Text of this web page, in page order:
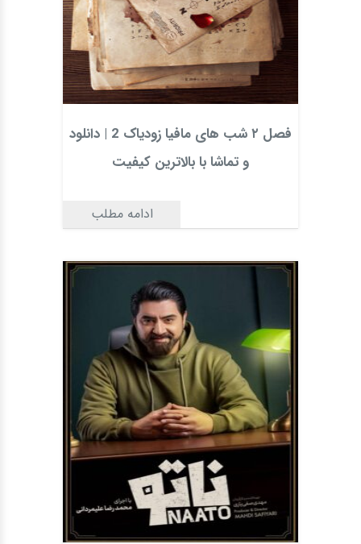
فصل ۲ شب های مافیا زودیاک 2 | دانلود
و تماشا با بالاترین کیفیت
ادامه مطلب